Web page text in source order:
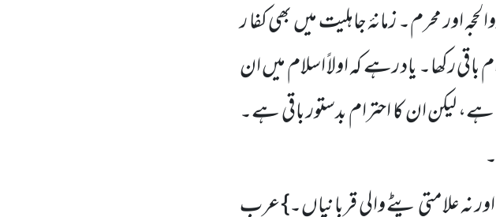
اور محرم۔ زمانۂ جاہلیت میں بھی کفا ر
رکھا۔ یاد رہے کہ اولاً اسلام میں ان
لیکن ان کا احترام بدستور باقی ہے۔
اور نہ علامتی پٹے والی قربانیاں۔} عرب